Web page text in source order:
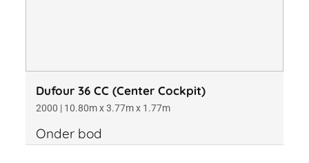
Dufour 36 CC (Center Cockpit)
2000 | 10.80m x 3.77m x 1.77m
Onder bod